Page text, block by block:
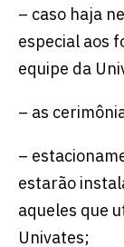
– caso haja
especial aos
equipe da
– as
–
estarão
aqueles que
Univates;